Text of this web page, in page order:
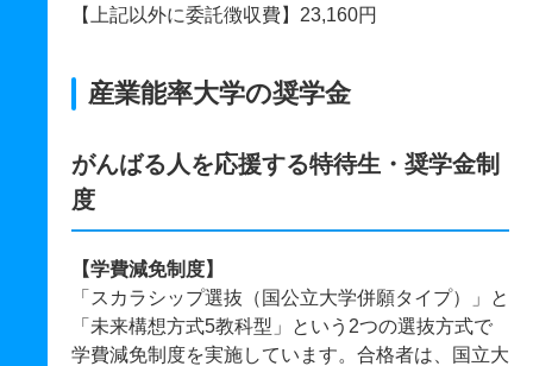
【上記以外に委託徴収費】23,160円
産業能率大学の奨学金
がんばる人を応援する特待生・奨学金制
度
【学費減免制度】
「スカラシップ選抜（国公立大学併願タイプ）」と
「未来構想方式5教科型」という2つの選抜方式で
学費減免制度を実施しています。合格者は、国立大